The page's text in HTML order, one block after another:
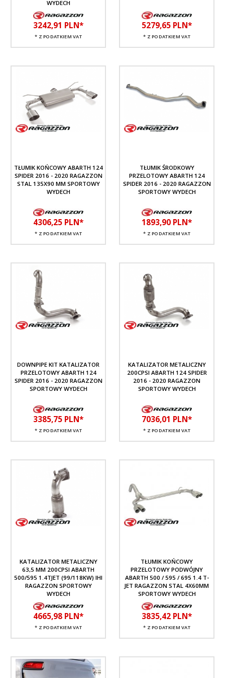
WYDECH
3242,91 PLN*
* Z PODATKIEM VAT
5279,65 PLN*
* Z PODATKIEM VAT
TŁUMIK KOŃCOWY ABARTH 124
SPIDER 2016 - 2020 RAGAZZON
STAL 135X90 MM SPORTOWY
WYDECH
4306,25 PLN*
* Z PODATKIEM VAT
TŁUMIK ŚRODKOWY
PRZELOTOWY ABARTH 124
SPIDER 2016 - 2020 RAGAZZON
SPORTOWY WYDECH
1893,90 PLN*
* Z PODATKIEM VAT
DOWNPIPE KIT KATALIZATOR
PRZELOTOWY ABARTH 124
SPIDER 2016 - 2020 RAGAZZON
SPORTOWY WYDECH
3385,75 PLN*
* Z PODATKIEM VAT
KATALIZATOR METALICZNY
200CPSI ABARTH 124 SPIDER
2016 - 2020 RAGAZZON
SPORTOWY WYDECH
7036,01 PLN*
* Z PODATKIEM VAT
KATALIZATOR METALICZNY
63,5 MM 200CPSI ABARTH
500/595 1.4TJET (99/118KW) IHI
RAGAZZON SPORTOWY
WYDECH
4665,98 PLN*
* Z PODATKIEM VAT
TŁUMIK KOŃCOWY
PRZELOTOWY PODWÓJNY
ABARTH 500 / 595 / 695 1.4 T-
JET RAGAZZON STAL 4X60MM
SPORTOWY WYDECH
3835,42 PLN*
* Z PODATKIEM VAT